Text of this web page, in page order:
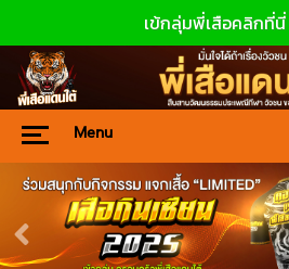
เข้กลุ่มพี่เสือคลิกที่นี่
Menu